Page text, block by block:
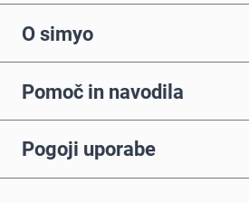
O simyo
Pomoč in navodila
Pogoji uporabe